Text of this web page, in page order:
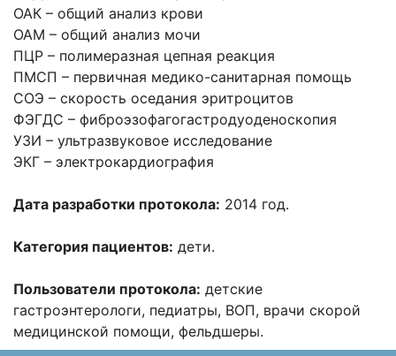
ОАК – общий анализ крови
ОАМ – общий анализ мочи
ПЦР – полимеразная цепная реакция
ПМСП – первичная медико-санитарная помощь
СОЭ – скорость оседания эритроцитов
ФЭГДС – фиброэзофагогастродуоденоскопия
УЗИ – ультразвуковое исследование
ЭКГ – электрокардиография
Дата разработки протокола: 2014 год.
Категория пациентов: дети.
Пользователи протокола: детские
гастроэнтерологи, педиатры, ВОП, врачи скорой
медицинской помощи, фельдшеры.